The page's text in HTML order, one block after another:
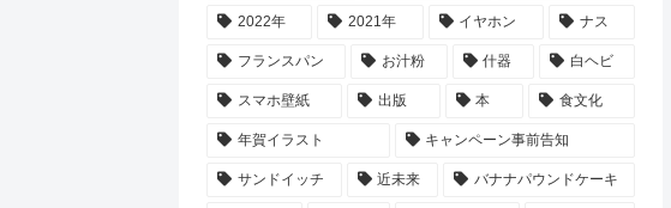
2022年 2021年 イヤホン ナス
フランスパン お汁粉 什器 白ヘビ
スマホ壁紙 出版 本 食文化
年賀イラスト キャンペーン事前告知
サンドイッチ 近未来 バナナパウンドケーキ